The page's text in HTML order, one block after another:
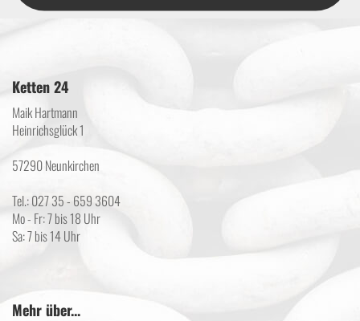
Ketten 24
Maik Hartmann
Heinrichsglück 1
57290 Neunkirchen
Tel.: 027 35 - 659 3604
Mo - Fr: 7 bis 18 Uhr
Sa: 7 bis 14 Uhr
Mehr über...